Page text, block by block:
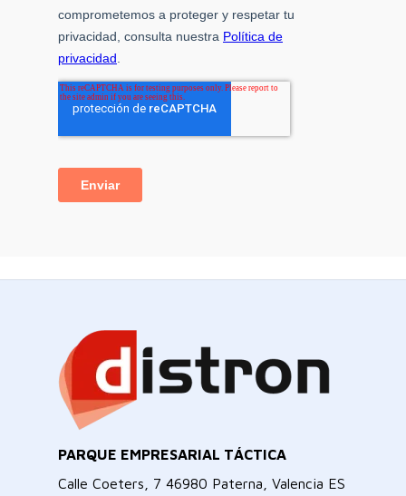
PARQUE EMPRESARIAL TÁCTICA
Calle Coeters, 7 46980 Paterna, Valencia ES